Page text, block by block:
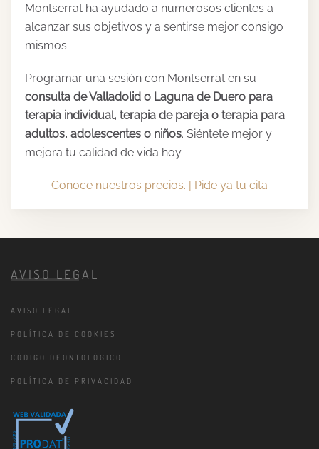
Montserrat ha ayudado a numerosos clientes a
alcanzar sus objetivos y a sentirse mejor consigo
mismos.
Programar una sesión con Montserrat en su
consulta de Valladolid o Laguna de Duero para
terapia individual, terapia de pareja o terapia para
adultos, adolescentes o niños. Siéntete mejor y
mejora tu calidad de vida hoy.
Conoce nuestros precios. | Pide ya tu cita
AVISO LEGAL
AVISO LEGAL
POLÍTICA DE COOKIES
CÓDIGO DEONTOLÓGICO
POLÍTICA DE PRIVACIDAD